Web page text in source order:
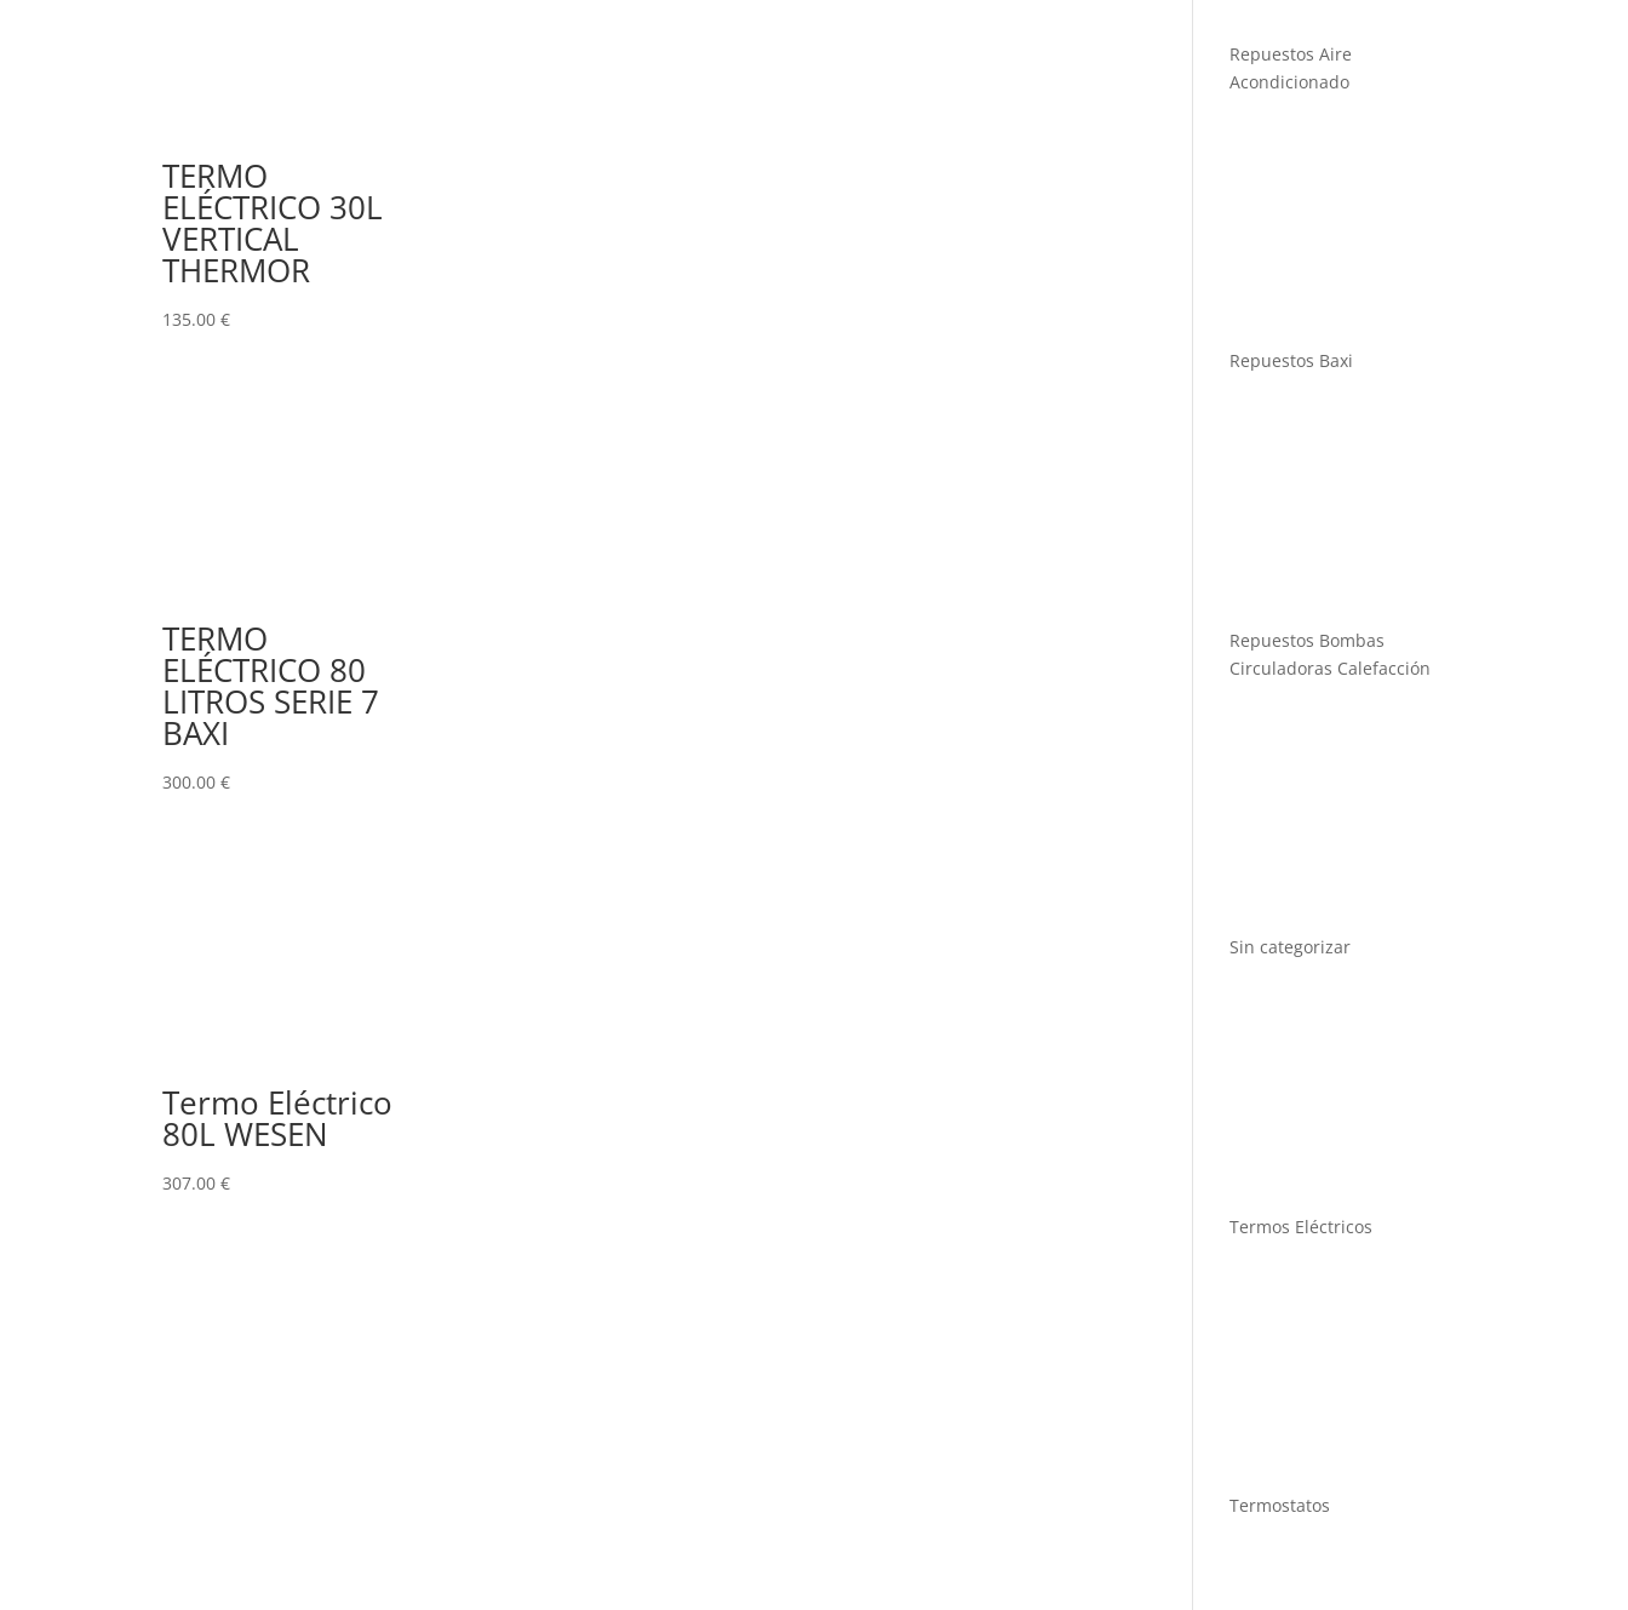
TERMO
ELÉCTRICO 30L
VERTICAL
THERMOR
135.00€
TERMO
ELÉCTRICO 80
LITROS SERIE 7
BAXI
300.00€
Termo Eléctrico
80L WESEN
307.00€
Repuestos Aire
Acondicionado
Repuestos Baxi
Repuestos Bombas
Circuladoras Calefacción
Sin categorizar
Termos Eléctricos
Termostatos